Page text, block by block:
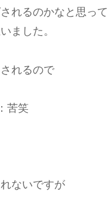
れるのかなと思って
ました。
れるので
苦笑
ないですが